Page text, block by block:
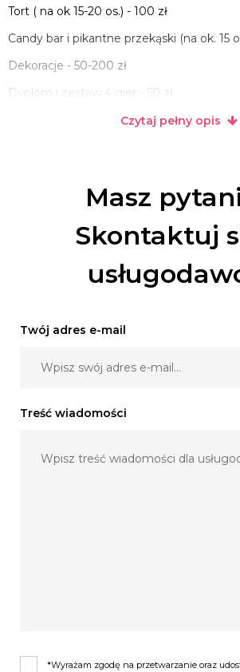
Tort ( na ok 15-20 os.) - 100 zł
Candy bar i pikantne przekąski (na ok. 15
Dekoracje - 50-200 zł
Dyplom i zestaw 4 gier - 50 zł
Czytaj pełny opis
Masz
Skontaktuj
Twój adres e-mail
Treść wiadomości
*Wyrażam zgodę na przetwarzanie oraz